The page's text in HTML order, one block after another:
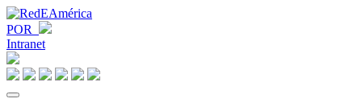
POR
Intranet